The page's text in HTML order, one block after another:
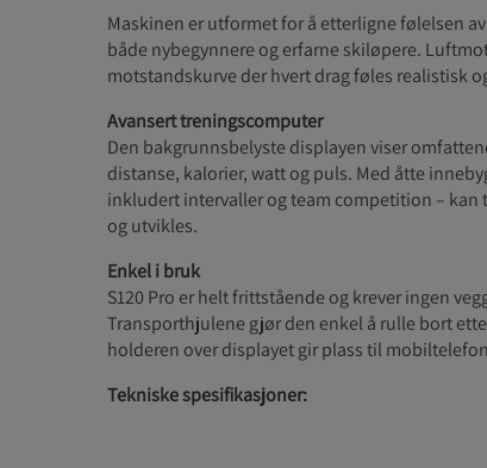
Maskinen er utformet for å etterligne følelsen
både nybegynnere og erfarne skiløpere.
motstandskurve der hvert drag føles realistisk
Avansert treningscomputer
Den bakgrunnsbelyste displayen viser
distanse, kalorier, watt og puls. Med åtte
inkludert intervaller og team competition – kan
og utvikles.
Enkel i bruk
S120 Pro er helt frittstående og krever ingen
Transporthjulene gjør den enkel å rulle bort
holderen over displayet gir plass til
Tekniske spesifikasjoner: